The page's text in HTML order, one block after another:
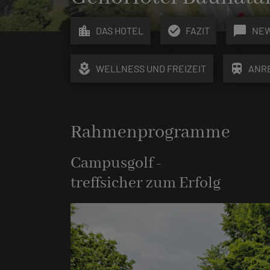
location_city DAS HOTEL check_circle FAZIT chat_bubble
local_florist WELLNESS UND FREIZEIT train
Rahmenprogramme
Campusgolf -
treffsicher zum Erfolg